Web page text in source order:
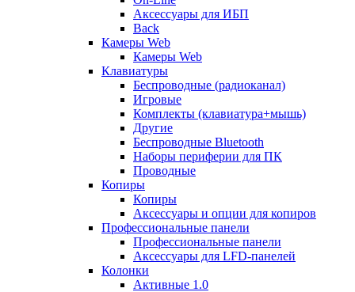
Аксессуары для ИБП
Back
Камеры Web
Камеры Web
Клавиатуры
Беспроводные (радиоканал)
Игровые
Комплекты (клавиатура+мышь)
Другие
Беспроводные Bluetooth
Наборы периферии для ПК
Проводные
Копиры
Копиры
Аксессуары и опции для копиров
Профессиональные панели
Профессиональные панели
Аксессуары для LFD-панелей
Колонки
Активные 1.0